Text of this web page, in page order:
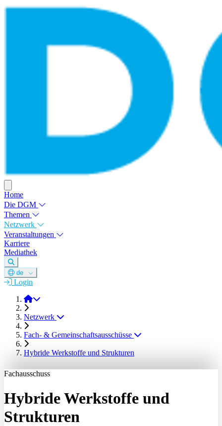
Home
Die DGM
Themen
Netzwerk
Veranstaltungen
Karriere
Mediathek
de
Login
DGM e.V.
Netzwerk
Fach- & Gemeinschaftsausschüsse
Hybride Werkstoffe und Strukturen
Fachausschuss
Hybride Werkstoffe und
Strukturen